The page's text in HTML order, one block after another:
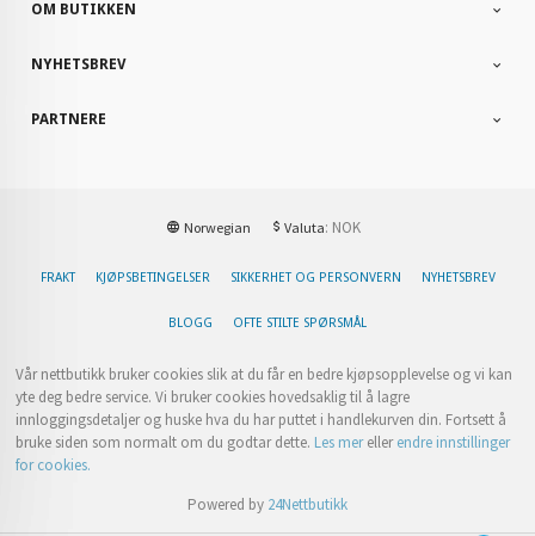
OM BUTIKKEN
NYHETSBREV
PARTNERE
Norwegian Valuta: NOK
FRAKT KJØPSBETINGELSER SIKKERHET OG PERSONVERN NYHETSBREV
BLOGG OFTE STILTE SPØRSMÅL
Vår nettbutikk bruker cookies slik at du får en bedre kjøpsopplevelse og vi kan
yte deg bedre service. Vi bruker cookies hovedsaklig til å lagre
innloggingsdetaljer og huske hva du har puttet i handlekurven din. Fortsett å
bruke siden som normalt om du godtar dette. Les merellerendre innstillinger
for cookies.
Powered by 24Nettbutikk